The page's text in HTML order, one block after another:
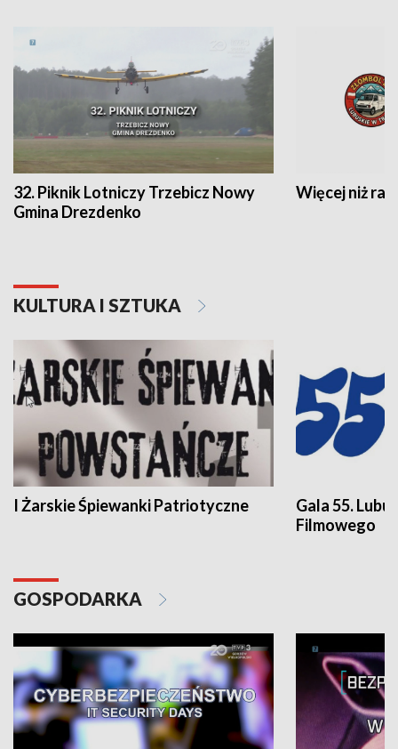
32. Piknik Lotniczy Trzebicz Nowy
Gmina Drezdenko
Więcej niż rajd
KULTURA I SZTUKA
I Żarskie Śpiewanki Patriotyczne
Gala 55.
Filmowego
GOSPODARKA